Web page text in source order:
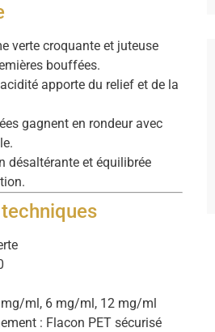
verte croquante et juteuse
bouffées.
apporte du relief et de la
gagnent en rondeur avec
désaltérante et équilibrée
ml, 6 mg/ml, 12 mg/ml
: Flacon PET sécurisé